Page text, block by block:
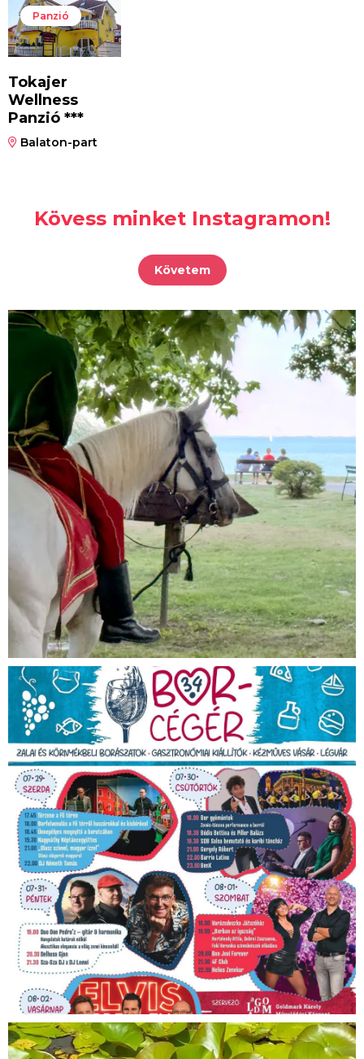
Panzió
Tokajer
Wellness
Panzió ***
Balaton-part
Kövess minket Instagramon!
Követem